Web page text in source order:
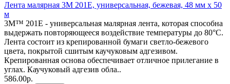
Лента малярная 3М 201E, универсальная, бежевая, 48 мм х 50
м
3M™ 201E - универсальная малярная лента, которая способна
выдержать повторяющееся воздействие температуры до 80°C.
Лента состоит из крепированной бумаги светло-бежевого
цвета, покрытой сшитым каучуковым адгезивом.
Крепированная основа обеспечивает отличное прилегание в
углах. Каучуковый адгезив обла..
586.00р.